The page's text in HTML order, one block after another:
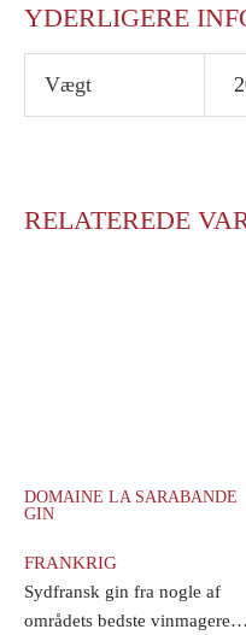
YDERLIGERE
Vægt
RELATEREDE
DOMAINE LA SARABANDE
GIN
FRANKRIG
Sydfransk gin fra nogle af
områdets bedste vinmagere…